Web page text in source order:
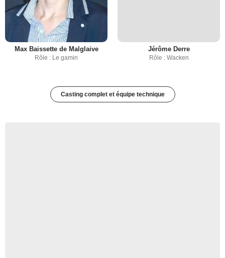
Max Baissette de Malglaive
Rôle : Le gamin
Jérôme Derre
Rôle : Wacken
Casting complet et équipe technique